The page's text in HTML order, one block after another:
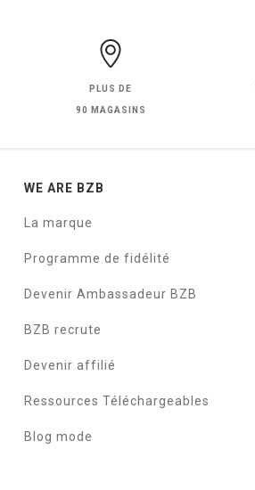
PLUS DE
90 MAGASINS
WE ARE BZB
La marque
Programme de fidélité
Devenir Ambassadeur BZB
BZB recrute
Devenir affilié
Ressources Téléchargeables
Blog mode